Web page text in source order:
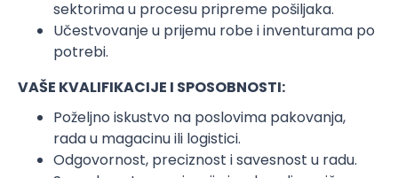
sektorima u procesu pripreme pošiljaka.
Učestvovanje u prijemu robe i inventurama po
potrebi.
VAŠE KVALIFIKACIJE I SPOSOBNOSTI:
Poželjno iskustvo na poslovima pakovanja,
rada u magacinu ili logistici.
Odgovornost, preciznost i savesnost u radu.